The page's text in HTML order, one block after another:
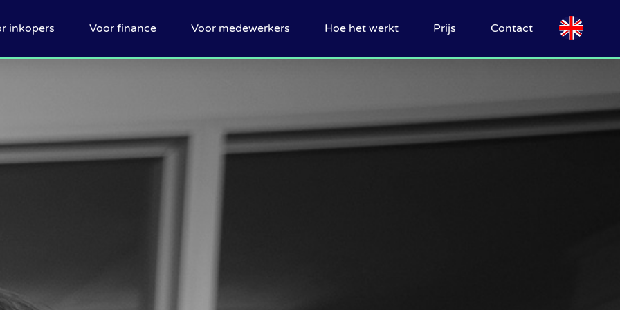
inkopers Voor finance Voor medewerkers Hoe het werkt Prijs Contact